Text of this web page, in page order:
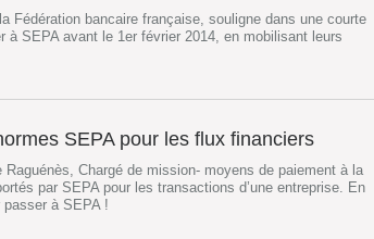
Fédération bancaire française, souligne dans une courte
à SEPA avant le 1er février 2014, en mobilisant leurs
SEPA pour les flux financiers
Chargé de mission- moyens de paiement à la
par SEPA pour les transactions d’une entreprise. En
passer à SEPA !